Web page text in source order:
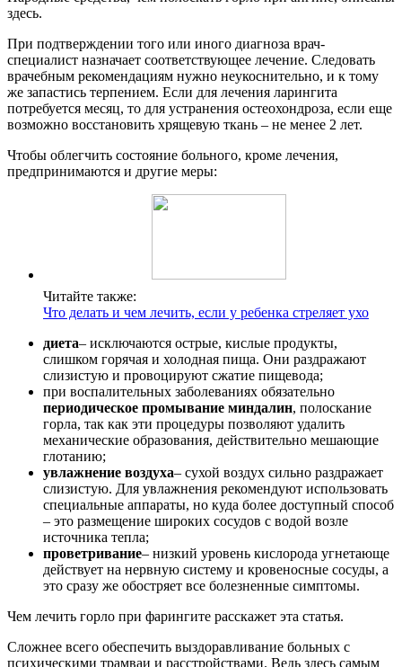
здесь.
При подтверждении того или иного диагноза врач-
специалист назначает соответствующее лечение. Следовать
врачебным рекомендациям нужно неукоснительно, и к тому
же запастись терпением. Если для лечения ларингита
потребуется месяц, то для устранения остеохондроза, если еще
возможно восстановить хрящевую ткань – не менее 2 лет.
Чтобы облегчить состояние больного, кроме лечения,
предпринимаются и другие меры:
Читайте также:
Что делать и чем лечить, если у ребенка стреляет ухо
диета– исключаются острые, кислые продукты,
слишком горячая и холодная пища. Они раздражают
слизистую и провоцируют сжатие пищевода;
при воспалительных заболеваниях обязательно
периодическое промывание миндалин, полоскание
горла, так как эти процедуры позволяют удалить
механические образования, действительно мешающие
глотанию;
увлажнение воздуха– сухой воздух сильно раздражает
слизистую. Для увлажнения рекомендуют использовать
специальные аппараты, но куда более доступный способ
– это размещение широких сосудов с водой возле
источника тепла;
проветривание– низкий уровень кислорода угнетающе
действует на нервную систему и кровеносные сосуды, а
это сразу же обостряет все болезненные симптомы.
Чем лечить горло при фарингите расскажет эта статья.
Сложнее всего обеспечить выздоравливание больных с
психическими трамваи и расстройствами. Ведь здесь самым